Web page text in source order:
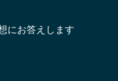
にお答えします